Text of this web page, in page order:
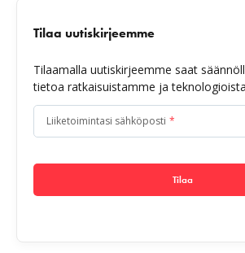
Tilaa uutiskirjeemme
Tilaamalla uutiskirjeemme saat
tietoa ratkaisuistamme ja
Liiketoimintasi sähköposti *
Tilaa